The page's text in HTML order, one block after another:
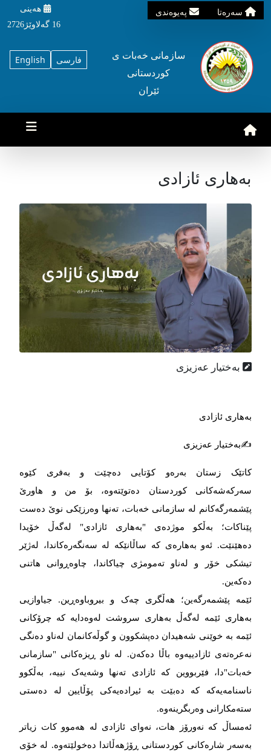
سه‌ره‌تا په‌یوه‌ندی
هه‌ینی
16 گه‌لاوێژ2726
English فارسی
سازمانی خه‌بات ی
کوردستانی
ئێران
بەهاری ئازادی
بەختیار عەزیزی
بەهاری ئازادی
✍️بەختیار عەزیزی
کاتێک زستان بەرەو کۆتایی دەچێت و بەفری کێوە
سەرکەشەکانی کوردستان دەتوێتەوە، بۆ من و هاورێ
پێشمەرگەکانم لە سازمانی خەبات، تەنها وەرزێکی نوێ دەست
پێناکات؛ بەڵکو موژدەی "بەهاری ئازادی" لەگەڵ خۆیدا
دەهێنێت. ئەو بەهارەی کە ساڵانێکە لە سەنگەرەکاندا، لەژێر
تیشکی خۆر و لەناو تەمومژی چیاکاندا، چاوەڕوانی هاتنی
دەکەین.
ئێمە پێشمەرگەین؛ هەڵگری چەک و بیروباوەڕین. جیاوازیی
بەهاری ئێمە لەگەڵ بەهاری سروشت لەوەدایە کە چرۆکانی
ئێمە بە خوێنی شەهیدان دەپشکوون و گوڵەکانمان لەناو دەنگی
نەعرەتەی ئازادییەوە باڵا دەکەن. لە ناو ڕیزەکانی "سازمانی
خەبات"دا، فێربووین کە ئازادی تەنها وشەیەک نییە، بەڵکوو
ناسنامەیەکە کە دەبێت بە ئیرادەیەکی پۆڵایین لە دەستی
ستەمکارانی وەربگرینەوە.
ئەمساڵ کە نەورۆز هات، نەوای ئازادی لە هەموو کات زیاتر
بەسەر شارەکانی کوردستانی ڕۆژهەڵاتدا دەخولێتەوە. لە خۆی